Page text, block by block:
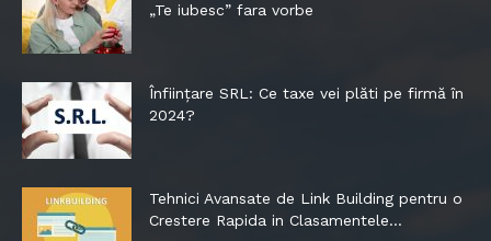
„Te iubesc” fara vorbe
Înființare SRL: Ce taxe vei plăti pe firmă în
2024?
Tehnici Avansate de Link Building pentru o
Crestere Rapida in Clasamentele...